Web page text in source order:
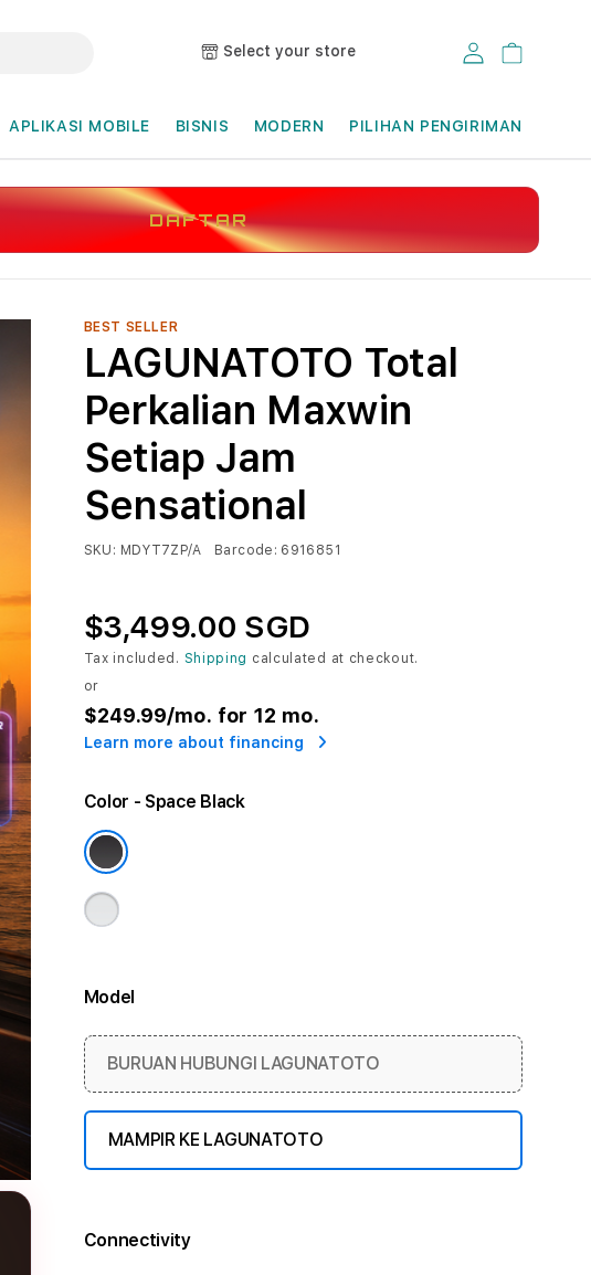
Select your store Log in Cart
APLIKASI MOBILE BISNIS MODERN PILIHAN PENGIRIMAN
DAFTAR
BEST SELLER
LAGUNATOTO Total
Perkalian Maxwin
Setiap Jam
Sensational
SKU: MDYT7ZP/A Barcode: 6916851
$3,499.00 SGD
Tax included. Shipping calculated at checkout.
or
$249.99/mo. for 12 mo.
Learn more about financing
Color - Space Black
ModelMore information
BURUAN HUBUNGI LAGUNATOTO
MAMPIR KE LAGUNATOTO
Connectivity